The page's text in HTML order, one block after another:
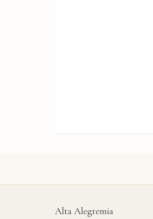
Alta Alegremia